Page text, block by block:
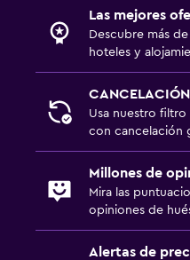
Las mejores
Descubre más
hoteles y
Usa nuestro
con cancelación
Millones de
Mira las
opiniones de
Alertas de